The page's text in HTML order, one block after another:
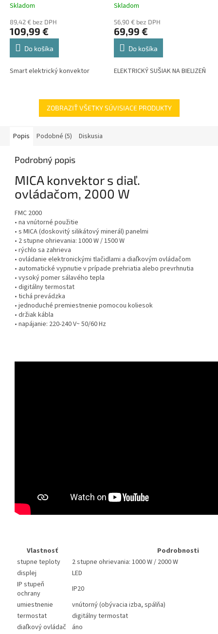
Skladom
89,42 € bez DPH
109,99 €
Do košíka
Smart elektrický konvektor
Skladom
56,90 € bez DPH
69,99 €
Do košíka
ELEKTRICKÝ SUŠIAK NA BIELIZEŇ
ZOBRAZIŤ VŠETKY SÚVISIACE PRODUKTY
Popis Podobné (5) Diskusia
Podrobný popis
MICA konvektor s diaľ.
ovládačom, 2000 W
FMC 2000
• na vnútorné použitie
• s MICA (doskovitý silikátový minerál) panelmi
• 2 stupne ohrievania: 1000 W / 1500 W
• rýchlo sa zahrieva
• ovládanie elektronickými tlačidlami a diaľkovým ovládačom
• automatické vypnutie v prípade prehriatia alebo prevrhnutia
• vysoký pomer sálavého tepla
• digitálny termostat
• tichá prevádzka
• jednoduché premiestnenie pomocou koliesok
• držiak kábla
• napájanie: 220-240 V~ 50/60 Hz
Vlastnosť
Podrobnosti
stupne teploty
2 stupne ohrievania: 1000 W / 2000 W
displej
LED
IP stupeň
ochrany
IP20
umiestnenie
vnútorný (obývacia izba, spálňa)
termostat
digitálny termostat
diaľkový ovládač
áno